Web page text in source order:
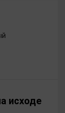
исходе